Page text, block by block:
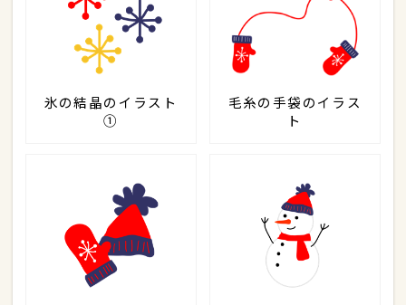
氷の結晶のイラスト
①
毛糸の手袋のイラス
ト